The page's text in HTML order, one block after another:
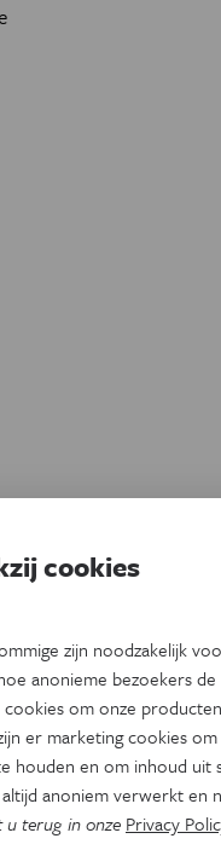
cookies
zijn noodzakelijk
anonieme bezoekers de
cookies om onze
er marketing cookies om
houden en om inhoud uit
anoniem verwerkt en
terug in onze Privacy